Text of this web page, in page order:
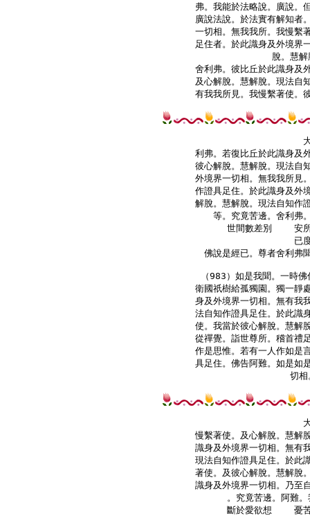
弗。我能於法略說。廣說。
廣說法說。於法實有解知者
一切相。無我我所。我慢繫
足住者。於此識身及外境界
脫。慧
舍利弗。彼比丘於此識身及
及心解脫。慧解脫。現法自
有我我所見。我慢繫著使。
利弗。若復比丘於此識身及
彼心解脫。慧解脫。現法自
外境界一切相。無我我所見
作證具足住。於此識身及外
解脫。慧解脫。現法自知作
等。究竟苦邊。舍利弗
世間數差別    安
已
佛說是經已。尊者舍利弗
（983）如是我聞。一時
衛國祇樹給孤獨園。獨一靜
身及外境界一切相。無有我
法自知作證具足住。於此識
使。我當於彼心解脫。慧解
從禪覺。詣世尊所。稽首禮
作是思惟。若有一人作如是
具足住。佛告阿難。如是如
切相
慢繫著使。及心解脫。慧解
識身及外境界一切相。無有
現法自知作證具足住。於此
著使。及彼心解脫。慧解脫
識身及外境界一切相。乃至
。究竟苦邊。阿難
斷於愛欲想    憂